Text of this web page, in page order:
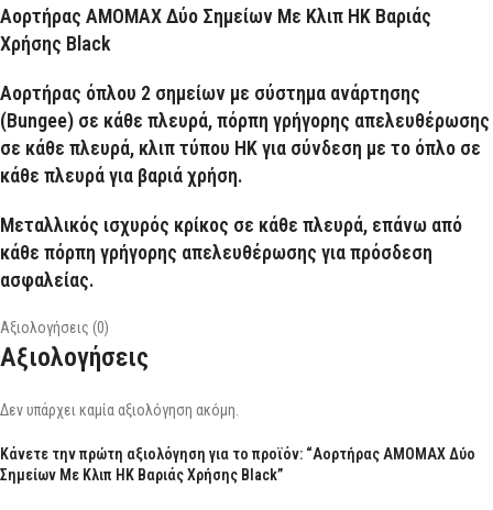
Αορτήρας AMOMAX Δύο Σημείων Με Κλιπ HK Βαριάς
Χρήσης Black
Αορτήρας όπλου 2 σημείων με σύστημα ανάρτησης
(Bungee) σε κάθε πλευρά, πόρπη γρήγορης απελευθέρωσης
σε κάθε πλευρά, κλιπ τύπου HK για σύνδεση με το όπλο σε
κάθε πλευρά για βαριά χρήση.
Μεταλλικός ισχυρός κρίκος σε κάθε πλευρά, επάνω από
κάθε πόρπη γρήγορης απελευθέρωσης για πρόσδεση
ασφαλείας.
Αξιολογήσεις (0)
Αξιολογήσεις
Δεν υπάρχει καμία αξιολόγηση ακόμη.
Κάνετε την πρώτη αξιολόγηση για το προϊόν: “Αορτήρας AMOMAX Δύο
Σημείων Με Κλιπ HK Βαριάς Χρήσης Black”